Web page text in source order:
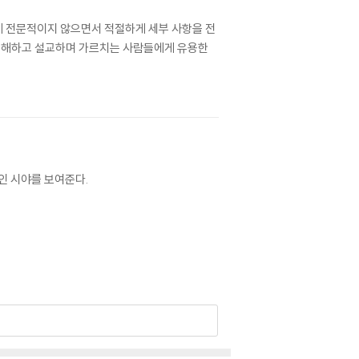
문적이지 않으면서 적절하게 세부 사항을 전
하고 설교하며 가르치는 사람들에게 유용한
시야를 보여준다.